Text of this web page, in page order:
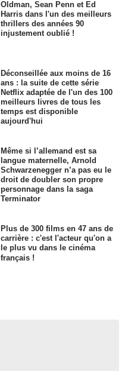
Oldman, Sean Penn et Ed
Harris dans l'un des meilleurs
thrillers des années 90
injustement oublié !
Déconseillée aux moins de 16
ans : la suite de cette série
Netflix adaptée de l'un des 100
meilleurs livres de tous les
temps est disponible
aujourd'hui
Même si l’allemand est sa
langue maternelle, Arnold
Schwarzenegger n’a pas eu le
droit de doubler son propre
personnage dans la saga
Terminator
Plus de 300 films en 47 ans de
carrière : c'est l'acteur qu'on a
le plus vu dans le cinéma
français !